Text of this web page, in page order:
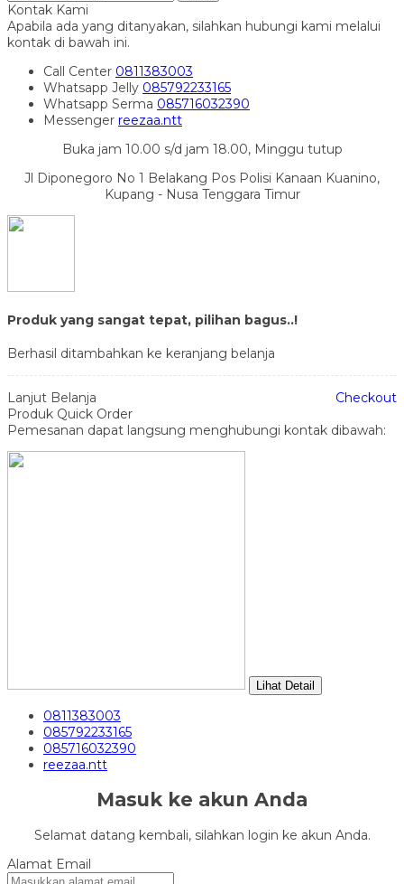
Kontak Kami
Apabila ada yang ditanyakan, silahkan hubungi kami melalui
kontak di bawah ini.
Call Center 0811383003
Whatsapp Jelly 085792233165
Whatsapp Serma 085716032390
Messenger reezaa.ntt
Buka jam 10.00 s/d jam 18.00, Minggu tutup
Jl Diponegoro No 1 Belakang Pos Polisi Kanaan Kuanino,
Kupang - Nusa Tenggara Timur
Produk yang sangat tepat, pilihan bagus..!
Berhasil ditambahkan ke keranjang belanja
Lanjut Belanja
Checkout
Produk Quick Order
Pemesanan dapat langsung menghubungi kontak dibawah:
Lihat Detail
0811383003
085792233165
085716032390
reezaa.ntt
Masuk ke akun Anda
Selamat datang kembali, silahkan login ke akun Anda.
Alamat Email